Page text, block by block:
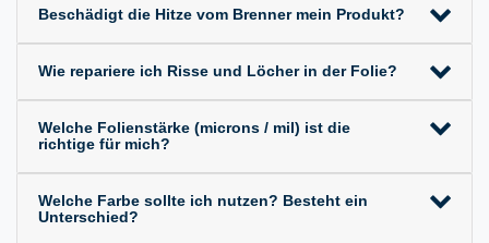
Beschädigt die Hitze vom Brenner mein Produkt?
Wie repariere ich Risse und Löcher in der Folie?
Welche Folienstärke (microns / mil) ist die
richtige für mich?
Welche Farbe sollte ich nutzen? Besteht ein
Unterschied?